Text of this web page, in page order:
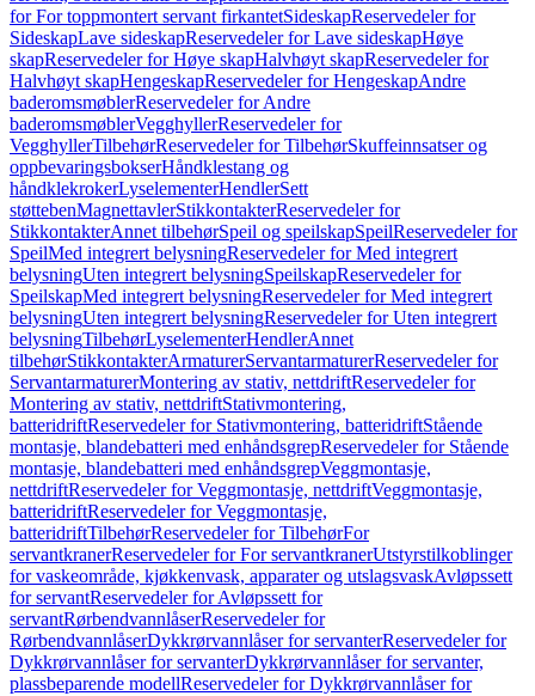
for For toppmontert servant firkantetSideskapReservedeler for
SideskapLave sideskapReservedeler for Lave sideskapHøye
skapReservedeler for Høye skapHalvhøyt skapReservedeler for
Halvhøyt skapHengeskapReservedeler for HengeskapAndre
baderomsmøblerReservedeler for Andre
baderomsmøblerVegghyllerReservedeler for
VegghyllerTilbehørReservedeler for TilbehørSkuffeinnsatser og
oppbevaringsbokserHåndklestang og
håndklekrokerLyselementerHendlerSett
støttebenMagnettavlerStikkontakterReservedeler for
StikkontakterAnnet tilbehørSpeil og speilskapSpeilReservedeler for
SpeilMed integrert belysningReservedeler for Med integrert
belysningUten integrert belysningSpeilskapReservedeler for
SpeilskapMed integrert belysningReservedeler for Med integrert
belysningUten integrert belysningReservedeler for Uten integrert
belysningTilbehørLyselementerHendlerAnnet
tilbehørStikkontakterArmaturerServantarmaturerReservedeler for
ServantarmaturerMontering av stativ, nettdriftReservedeler for
Montering av stativ, nettdriftStativmontering,
batteridriftReservedeler for Stativmontering, batteridriftStående
montasje, blandebatteri med enhåndsgrepReservedeler for Stående
montasje, blandebatteri med enhåndsgrepVeggmontasje,
nettdriftReservedeler for Veggmontasje, nettdriftVeggmontasje,
batteridriftReservedeler for Veggmontasje,
batteridriftTilbehørReservedeler for TilbehørFor
servantkranerReservedeler for For servantkranerUtstyrstilkoblinger
for vaskeområde, kjøkkenvask, apparater og utslagsvaskAvløpssett
for servantReservedeler for Avløpssett for
servantRørbendvannlåserReservedeler for
RørbendvannlåserDykkrørvannlåser for servanterReservedeler for
Dykkrørvannlåser for servanterDykkrørvannlåser for servanter,
plassbeparende modellReservedeler for Dykkrørvannlåser for